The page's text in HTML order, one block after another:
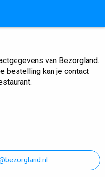
van Bezorgland.
bestelling kan je contact